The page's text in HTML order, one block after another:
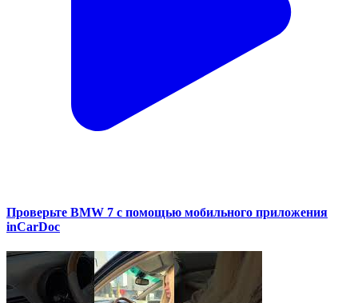
Проверьте BMW 7 с помощью мобильного приложения
inCarDoc